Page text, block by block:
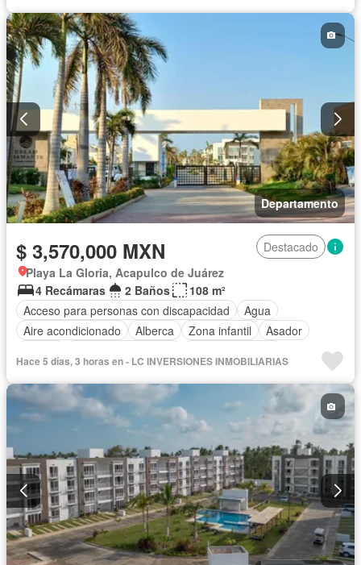
Departamento
$ 3,570,000 MXN
Destacado
Playa La Gloria, Acapulco de Juárez
4 Recámaras
2 Baños
108 m²
Acceso para personas con discapacidad
Agua
Aire acondicionado
Alberca Zona infantil
Asador
Estacionamiento
Gimnasio
Jardín
Recámara con closet
Seguridad Sin amueblar
Hace 5 días, 3 horas en - LC INVERSIONES INMOBILIARIAS